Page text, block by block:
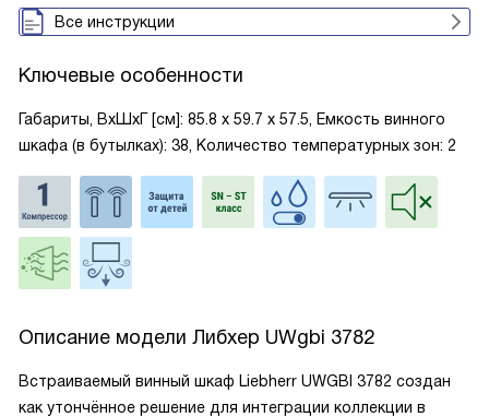
Все инструкции
Ключевые особенности
Габариты, ВxШxГ [см]: 85.8 х 59.7 х 57.5, Емкость винного
шкафа (в бутылках): 38, Количество температурных зон: 2
Описание модели Либхер UWgbi 3782
Встраиваемый винный шкаф Liebherr UWGBI 3782 создан
как утончённое решение для интеграции коллекции в